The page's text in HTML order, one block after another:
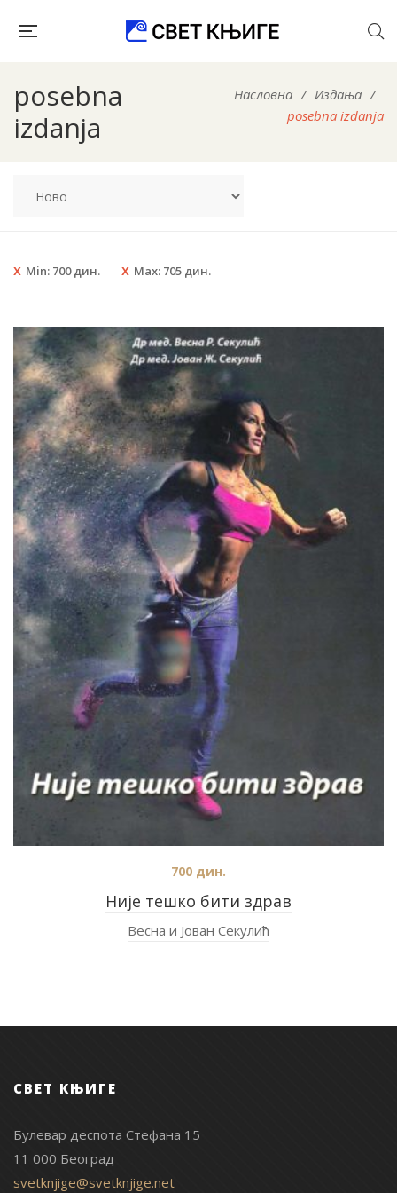
posebna
izdanja
Насловна / Издања /
posebna izdanja
Min: 700дин. Max: 705 дин.
Није тешко бити здрав
700 дин.
Весна и Јован Секулић
СВЕТ КЊИГЕ
Булевар деспота Стефана 15
11 000 Београд
svetknjige@svetknjige.net